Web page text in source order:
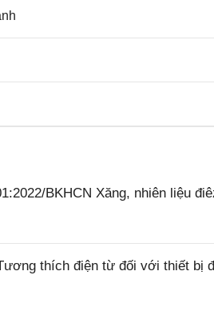
BKHCN Xăng, nhiên liệu
thích điện từ đối với thiết bị